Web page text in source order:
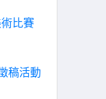
比賽
稿活動